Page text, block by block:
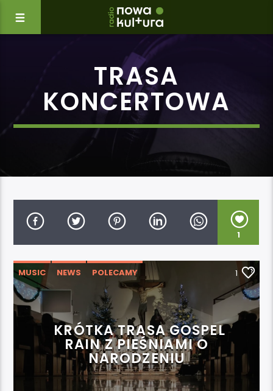
TRASA
KONCERTOWA
1
MUSIC NEWS
POLECAMY
WYDARZENIA
1
KRÓTKA TRASA GOSPEL
RAIN Z PIEŚNIAMI O
NARODZENIU